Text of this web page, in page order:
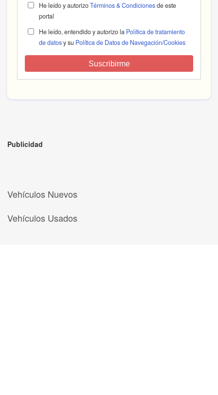
He leído y autorizoTérminos & Condicionesde este
portal
He leído, entendido y autorizo la Política de tratamiento
de datosy su Política de Datos de Navegación/Cookies
Suscribirme
Publicidad
Vehículos Nuevos
Vehículos Usados